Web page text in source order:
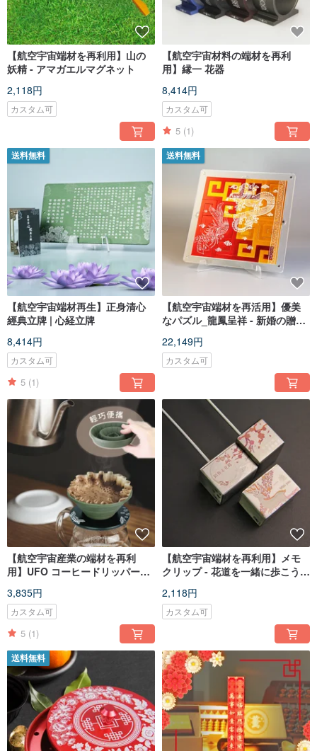
【航空宇宙端材を再利用】山の
妖精 - アマガエルマグネット
2,118円
カスタム可
【航空宇宙材料の端材を再利
用】縁一 花器
8,414円
カスタム可
5 (1)
送料無料
【航空宇宙端材再生】正身清心
經典立牌 | 心経立牌
8,414円
カスタム可
5 (1)
送料無料
【航空宇宙端材を再活用】優美
なパズル_龍鳳呈祥 - 新婚の贈り
22,149円
カスタム可
【航空宇宙産業の端材を再利
用】UFO コーヒードリッパーセ
キャンプコーヒードリッパー
3,835円
カスタム可
5 (1)
【航空宇宙端材を再利用】メモ
クリップ - 花道を一緒に歩こう／
イトクリップ
2,118円
カスタム可
送料無料